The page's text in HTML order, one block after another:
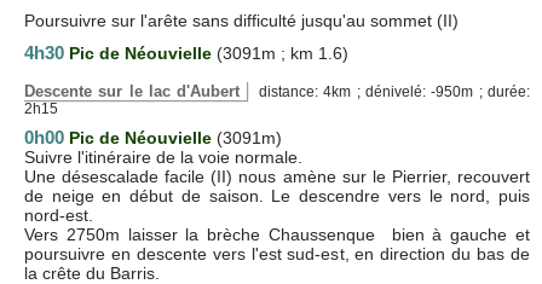
Poursuivre sur l'arête sans difficulté jusqu'au sommet (II)
4h30 Pic de Néouvielle (3091m ; km 1.6)
Descente sur le lac d'Aubert
distance: 4km ; dénivelé: -950m ; durée:
2h15
0h00 Pic de Néouvielle (3091m)
Suivre l'itinéraire de la voie normale.
Une désescalade facile (II) nous amène sur le Pierrier, recouvert
de neige en début de saison. Le descendre vers le nord, puis
nord-est.
Vers 2750m laisser la brèche Chaussenque bien à gauche et
poursuivre en descente vers l'est sud-est, en direction du bas de
la crête du Barris.